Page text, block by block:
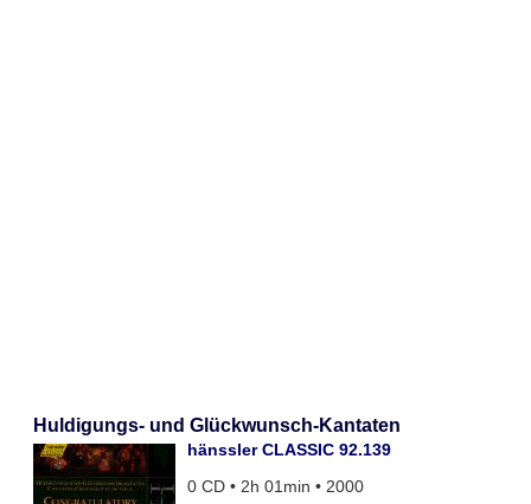
Huldigungs- und Glückwunsch-Kantaten
hänssler CLASSIC 92.139
0 CD • 2h 01min • 2000